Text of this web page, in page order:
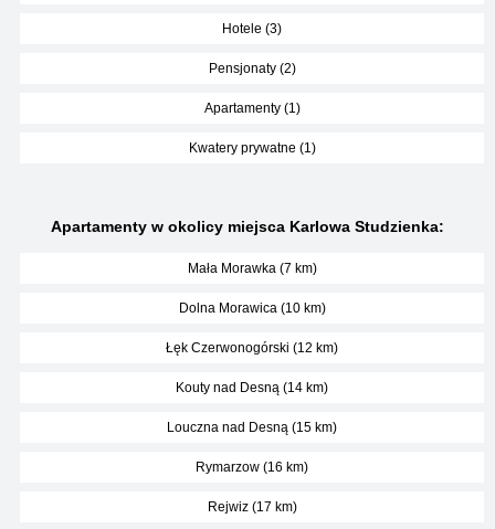
Hotele (3)
Pensjonaty (2)
Apartamenty (1)
Kwatery prywatne (1)
Apartamenty w okolicy miejsca Karlowa Studzienka:
Mała Morawka (7 km)
Dolna Morawica (10 km)
Łęk Czerwonogórski (12 km)
Kouty nad Desną (14 km)
Louczna nad Desną (15 km)
Rymarzow (16 km)
Rejwiz (17 km)